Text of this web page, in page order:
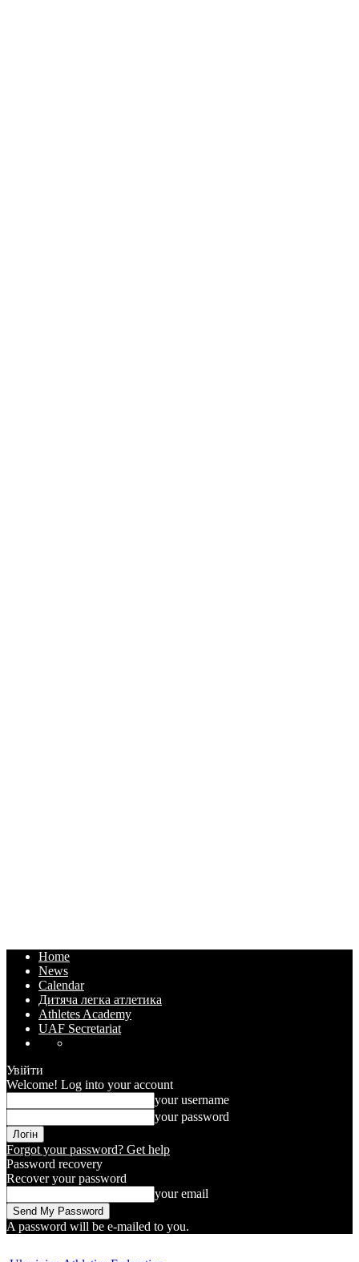
Home
News
Calendar
Дитяча легка атлетика
Athletes Academy
UAF Secretariat
Увійти
Welcome! Log into your account
your username
your password
Forgot your password? Get help
Password recovery
Recover your password
your email
A password will be e-mailed to you.